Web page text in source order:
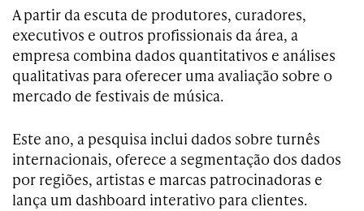
A partir da escuta de produtores, curadores,
executivos e outros profissionais da área, a
empresa combina dados quantitativos e análises
qualitativas para oferecer uma avaliação sobre o
mercado de festivais de música.
Este ano, a pesquisa inclui dados sobre turnês
internacionais, oferece a segmentação dos dados
por regiões, artistas e marcas patrocinadoras e
lança um dashboard interativo para clientes.